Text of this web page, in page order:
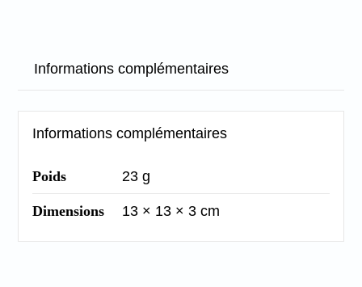
sapin
/
bordeaux
-
Informations complémentaires
Informations complémentaires
Poids 23 g
Dimensions 13 × 13 × 3 cm